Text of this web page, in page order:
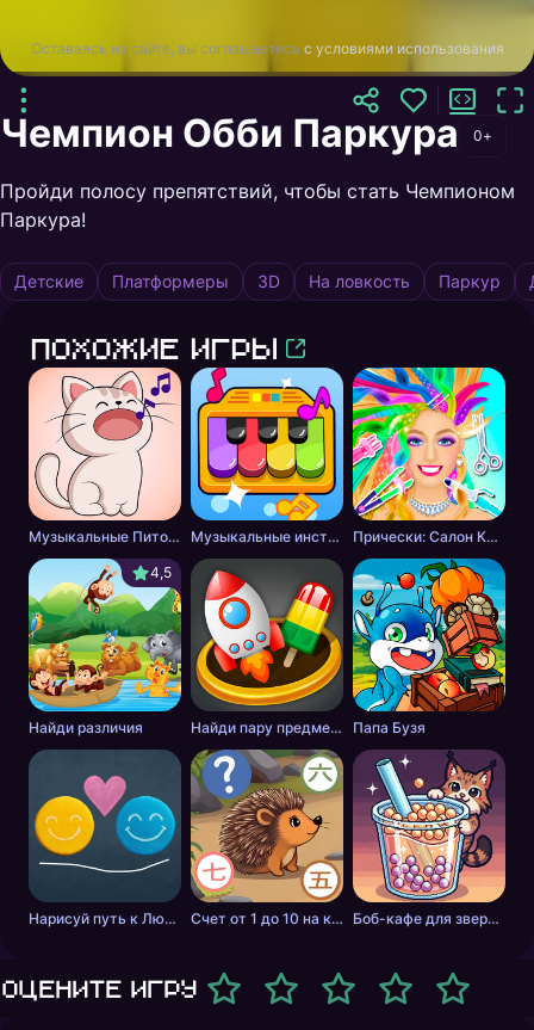
Оставаясь на сайте, вы соглашаетесь с условиями использования
Чемпион Обби Паркура 0+
Пройди полосу препятствий, чтобы стать Чемпионом
Паркура!
Детские Платформеры 3D На ловкость Паркур
Похожие игры
Музыкальные Питомцы! Милые Поющие Котики Музыкальные инструменты для детей
Прически: Салон Красоты
4,5
Найди различия Найди пару предметов 3D Папа Бузя
Нарисуй путь к Любви Счет от 1 до 10 на китайском Боб-кафе для зверей. Мастер бабл-чая.
Оцените игру